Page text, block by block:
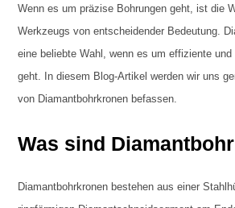
Wenn es um präzise Bohrungen geht, ist die
Werkzeugs von entscheidender Bedeutung.
eine beliebte Wahl, wenn es um effiziente und
geht. In diesem Blog-Artikel werden wir uns
von Diamantbohrkronen befassen.
Was sind
Diamantbohrkronen bestehen aus einer